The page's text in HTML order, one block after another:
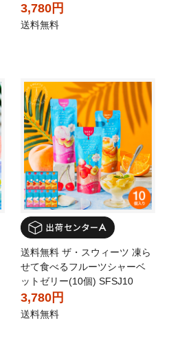
3,780円
送料無料
送料無料 ザ・スウィーツ 凍ら
せて食べるフルーツシャーベ
ットゼリー(10個) SFSJ10
3,780円
送料無料